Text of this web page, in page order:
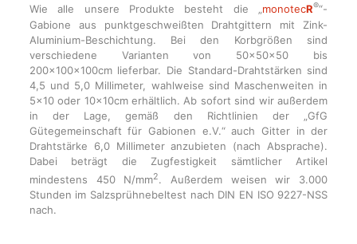
Wie alle unsere Produkte besteht die „monotecR®“-
Gabione aus punktgeschweißten Drahtgittern mit Zink-
Aluminium-Beschichtung. Bei den Korbgrößen sind
verschiedene Varianten von 50x50x50 bis
200x100x100cm lieferbar. Die Standard-Drahtstärken sind
4,5 und 5,0 Millimeter, wahlweise sind Maschenweiten in
5×10 oder 10x10cm erhältlich. Ab sofort sind wir außerdem
in der Lage, gemäß den Richtlinien der „GfG
Gütegemeinschaft für Gabionen e.V.“ auch Gitter in der
Drahtstärke 6,0 Millimeter anzubieten (nach Absprache).
Dabei beträgt die Zugfestigkeit sämtlicher Artikel
mindestens 450 N/mm2. Außerdem weisen wir 3.000
Stunden im Salzsprühnebeltest nach DIN EN ISO 9227-NSS
nach.